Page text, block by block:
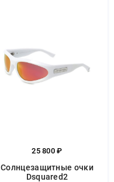
25 800 ₽
Солнцезащитные очки
Dsquared2